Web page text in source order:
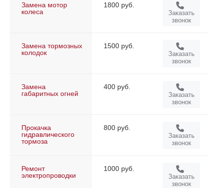
Замена мотор
колеса
1800 руб.
Заказать
звонок
Замена тормозных
колодок
1500 руб.
Заказать
звонок
Замена
габаритных огней
400 руб.
Заказать
звонок
Прокачка
гидравлического
тормоза
800 руб.
Заказать
звонок
Ремонт
электропроводки
1000 руб.
Заказать
звонок